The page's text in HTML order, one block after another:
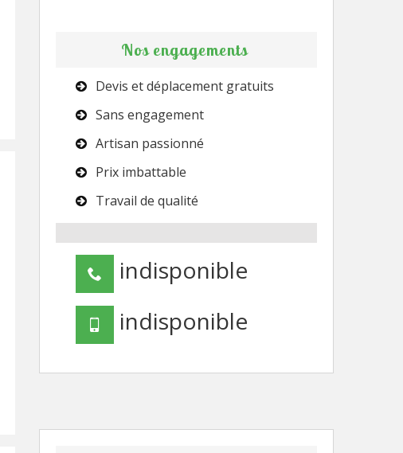
Nos engagements
Devis et déplacement gratuits
Sans engagement
Artisan passionné
Prix imbattable
Travail de qualité
indisponible
indisponible